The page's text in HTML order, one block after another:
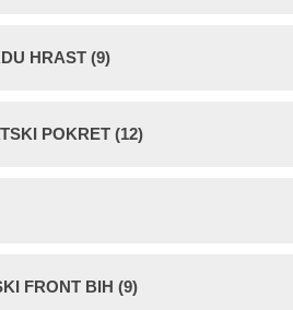
HRAST (9)
POKRET (12)
FRONT BIH (9)